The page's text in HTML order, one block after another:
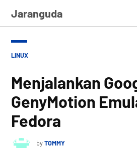
Jaranguda
POSTED
LINUX
Menjalankan
GenyMotion
Fedora
byTOMMY